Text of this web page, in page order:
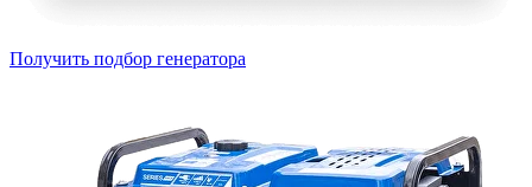
Получить подбор генератора